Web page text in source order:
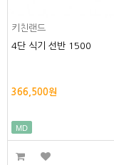
키친랜드
4단 식기 선반 1500
366,500원
MD